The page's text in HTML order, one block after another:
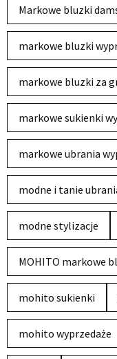
Markowe bluzki
markowe bluzki
markowe bluzki za
markowe sukienki
markowe ubrania
modne i tanie
modne stylizacje
MOHITO markowe
mohito sukienki
mohito wyprzedaże